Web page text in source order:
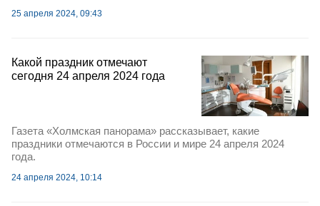
25 апреля 2024, 09:43
Какой праздник отмечают
сегодня 24 апреля 2024 года
Газета «Холмская панорама» рассказывает, какие
праздники отмечаются в России и мире 24 апреля 2024
года.
24 апреля 2024, 10:14